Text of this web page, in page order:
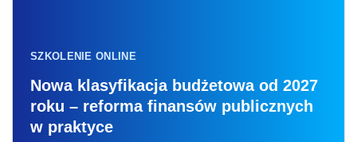
SZKOLENIE ONLINE
Nowa klasyfikacja budżetowa od 2027
roku – reforma finansów publicznych
w praktyce